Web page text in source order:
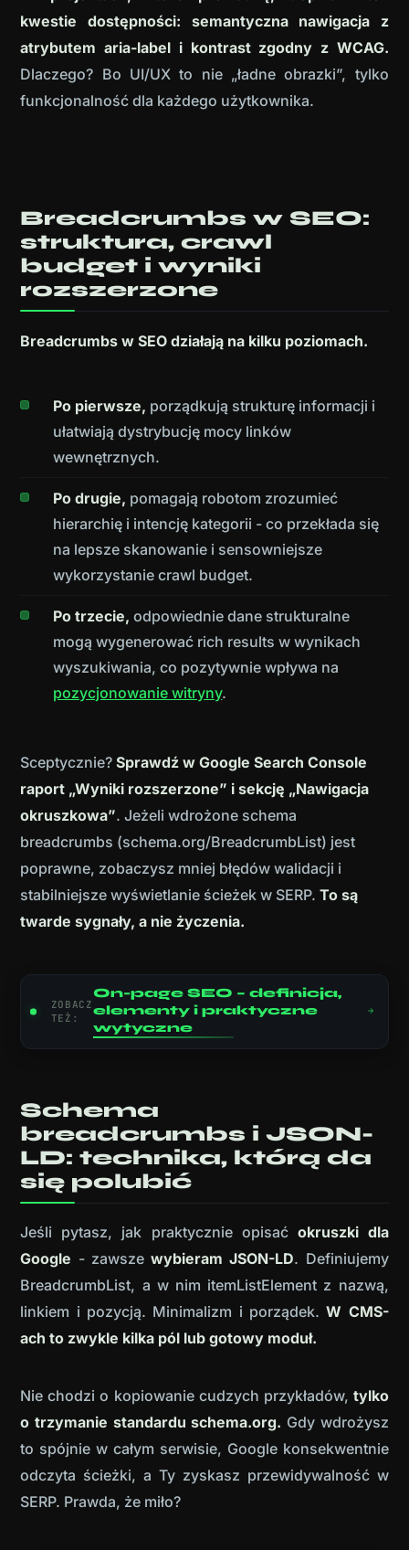
kwestie dostępności: semantyczna nawigacja z
atrybutem aria-label i kontrast zgodny z WCAG.
Dlaczego? Bo UI/UX to nie „ładne obrazki”, tylko
funkcjonalność dla każdego użytkownika.
Breadcrumbs w SEO:
struktura, crawl
budget i wyniki
rozszerzone
Breadcrumbs w SEO działają na kilku poziomach.
Po pierwsze, porządkują strukturę informacji i
ułatwiają dystrybucję mocy linków
wewnętrznych.
Po drugie, pomagają robotom zrozumieć
hierarchię i intencję kategorii - co przekłada się
na lepsze skanowanie i sensowniejsze
wykorzystanie crawl budget.
Po trzecie, odpowiednie dane strukturalne
mogą wygenerować rich results w wynikach
wyszukiwania, co pozytywnie wpływa na
pozycjonowanie witryny.
Sceptycznie?Sprawdź w Google Search Console
raport „Wyniki rozszerzone” i sekcję „Nawigacja
okruszkowa”. Jeżeli wdrożone schema
breadcrumbs (schema.org/BreadcrumbList) jest
poprawne, zobaczysz mniej błędów walidacji i
stabilniejsze wyświetlanie ścieżek w SERP.To są
twarde sygnały, a nie życzenia.
ZOBACZ
TEŻ:
On-page SEO – definicja,
elementy i praktyczne
wytyczne
Schema
breadcrumbs i JSON-
LD: technika, którą da
się polubić
Jeśli pytasz, jak praktycznie opisać okruszki dla
Google - zawszewybieram JSON-LD. Definiujemy
BreadcrumbList, a w nim itemListElement z nazwą,
linkiem i pozycją. Minimalizm i porządek.W CMS-
ach to zwykle kilka pól lub gotowy moduł.
Nie chodzi o kopiowanie cudzych przykładów, tylko
o trzymanie standardu schema.org. Gdy wdrożysz
to spójnie w całym serwisie, Google konsekwentnie
odczyta ścieżki, a Ty zyskasz przewidywalność w
SERP. Prawda, że miło?